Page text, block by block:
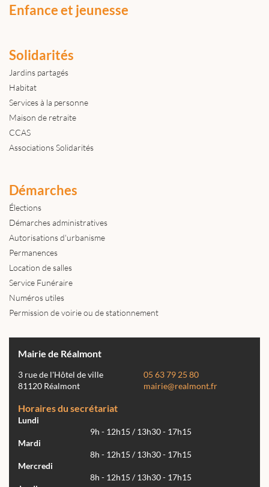
Enfance et jeunesse
Solidarités
Jardins partagés
Habitat
Services à la personne
Maison de retraite
CCAS
Associations Solidarités
Démarches
Élections
Démarches administratives
Autorisations d'urbanisme
Permanences
Location de salles
Service Funéraire
Numéros utiles
Permission de voirie ou de stationnement
Mairie de Réalmont
3 rue de l'Hôtel de ville
81120 Réalmont
05 63 79 25 80
mairie@realmont.fr
Horaires du secrétariat
Lundi
9h - 12h15 / 13h30 - 17h15
Mardi
8h - 12h15 / 13h30 - 17h15
Mercredi
8h - 12h15 / 13h30 - 17h15